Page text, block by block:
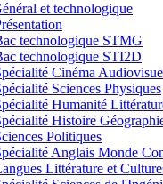
et technologique
technologique STMG
technologique STI2D
Cinéma
Sciences Physiques
Humanité
Histoire
Politiques
Anglais Monde
Littérature et